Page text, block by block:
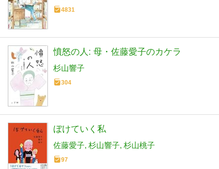
4831
憤怒の人: 母・佐藤愛子のカケラ
杉山響子
304
ぼけていく私
佐藤愛子 杉山響子 杉山桃子
97